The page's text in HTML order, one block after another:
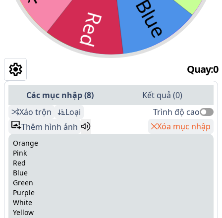
0
:
Quay
Các mục nhập(8) Kết quả (0)
Xáo trộn
Loại
Trình độ cao
Thêm hình ảnh
Xóa mục nhập
Orange
Pink
Red
Blue
Green
Purple
White
Yellow